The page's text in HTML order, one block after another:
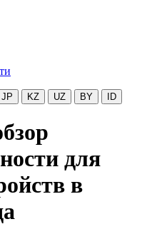
JP KZ UZ BY ID
для
в